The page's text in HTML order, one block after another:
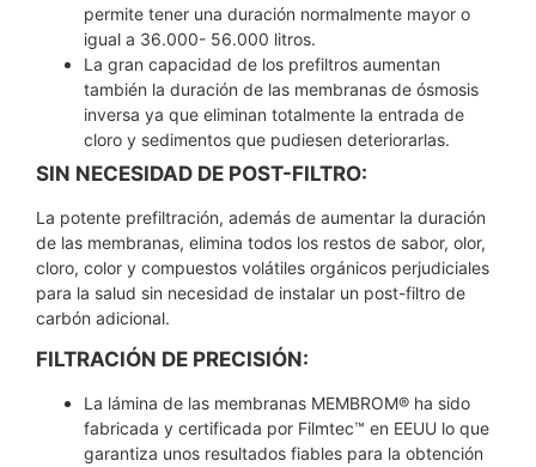
permite tener una duración normalmente mayor o
igual a 36.000- 56.000 litros.
La gran capacidad de los prefiltros aumentan
también la duración de las membranas de ósmosis
inversa ya que eliminan totalmente la entrada de
cloro y sedimentos que pudiesen deteriorarlas.
SIN NECESIDAD DE POST-FILTRO:
La potente prefiltración, además de aumentar la duración
de las membranas, elimina todos los restos de sabor, olor,
cloro, color y compuestos volátiles orgánicos perjudiciales
para la salud sin necesidad de instalar un post-filtro de
carbón adicional.
FILTRACIÓN DE PRECISIÓN:
La lámina de las membranas MEMBROM® ha sido
fabricada y certificada por Filmtec™ en EEUU lo que
garantiza unos resultados fiables para la obtención